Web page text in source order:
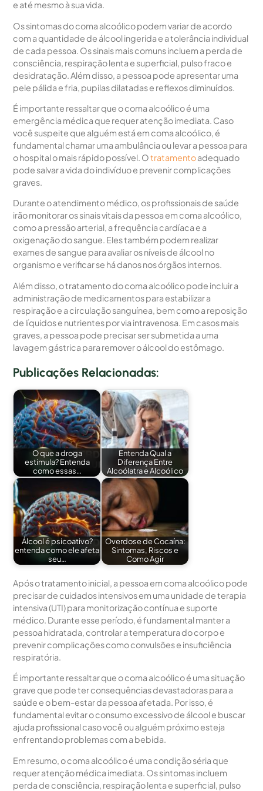
e até mesmo à sua vida.
Os sintomas do coma alcoólico podem variar de acordo
com a quantidade de álcool ingerida e a tolerância individual
de cada pessoa. Os sinais mais comuns incluem a perda de
consciência, respiração lenta e superficial, pulso fraco e
desidratação. Além disso, a pessoa pode apresentar uma
pele pálida e fria, pupilas dilatadas e reflexos diminuídos.
É importante ressaltar que o coma alcoólico é uma
emergência médica que requer atenção imediata. Caso
você suspeite que alguém está em coma alcoólico, é
fundamental chamar uma ambulância ou levar a pessoa para
o hospital o mais rápido possível. Otratamentoadequado
pode salvar a vida do indivíduo e prevenir complicações
graves.
Durante o atendimento médico, os profissionais de saúde
irão monitorar os sinais vitais da pessoa em coma alcoólico,
como a pressão arterial, a frequência cardíaca e a
oxigenação do sangue. Eles também podem realizar
exames de sangue para avaliar os níveis de álcool no
organismo e verificar se há danos nos órgãos internos.
Além disso, o tratamento do coma alcoólico pode incluir a
administração de medicamentos para estabilizar a
respiração e a circulação sanguínea, bem como a reposição
de líquidos e nutrientes por via intravenosa. Em casos mais
graves, a pessoa pode precisar ser submetida a uma
lavagem gástrica para remover o álcool do estômago.
Publicações Relacionadas:
O que a droga
estimula? Entenda
como essas…
Entenda Qual a
Diferença Entre
Alcoólatra e Alcoólico
Álcool é psicoativo?
entenda como ele afeta
seu…
Overdose de Cocaína:
Sintomas, Riscos e
Como Agir
Após o tratamento inicial, a pessoa em coma alcoólico pode
precisar de cuidados intensivos em uma unidade de terapia
intensiva (UTI) para monitorização contínua e suporte
médico. Durante esse período, é fundamental manter a
pessoa hidratada, controlar a temperatura do corpo e
prevenir complicações como convulsões e insuficiência
respiratória.
É importante ressaltar que o coma alcoólico é uma situação
grave que pode ter consequências devastadoras para a
saúde e o bem-estar da pessoa afetada. Por isso, é
fundamental evitar o consumo excessivo de álcool e buscar
ajuda profissional caso você ou alguém próximo esteja
enfrentando problemas com a bebida.
Em resumo, o coma alcoólico é uma condição séria que
requer atenção médica imediata. Os sintomas incluem
perda de consciência, respiração lenta e superficial, pulso